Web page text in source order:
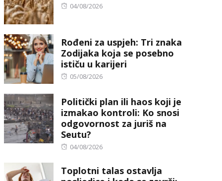
Posted
04/08/2026
Rođeni za uspjeh: Tri znaka
Zodijaka koja se posebno
ističu u karijeri
Posted
05/08/2026
Politički plan ili haos koji je
izmakao kontroli: Ko snosi
odgovornost za juriš na
Seutu?
Posted
04/08/2026
Toplotni talas ostavlja